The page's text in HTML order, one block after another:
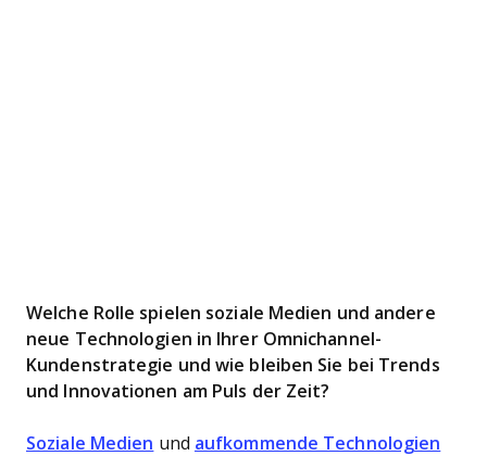
Welche Rolle spielen soziale Medien und andere
neue Technologien in Ihrer Omnichannel-
Kundenstrategie und wie bleiben Sie bei Trends
und Innovationen am Puls der Zeit?
Soziale Medien und aufkommende Technologien